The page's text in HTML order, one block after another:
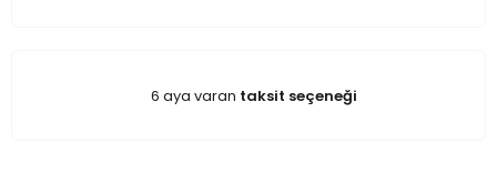
6 aya varan taksit seçeneği